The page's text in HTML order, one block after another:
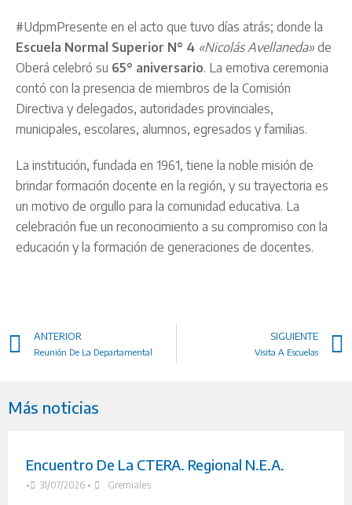
#UdpmPresente en el acto que tuvo días atrás; donde la
Escuela Normal Superior N° 4 «Nicolás Avellaneda» de
Oberá celebró su 65° aniversario. La emotiva ceremonia
contó con la presencia de miembros de la Comisión
Directiva y delegados, autoridades provinciales,
municipales, escolares, alumnos, egresados y familias.
La institución, fundada en 1961, tiene la noble misión de
brindar formación docente en la región, y su trayectoria es
un motivo de orgullo para la comunidad educativa. La
celebración fue un reconocimiento a su compromiso con la
educación y la formación de generaciones de docentes.
ANTERIOR
Reunión De La Departamental
SIGUIENTE
Visita A Escuelas
Más noticias
Encuentro De La CTERA. Regional N.E.A.
• 31/07/2026 • Gremiales